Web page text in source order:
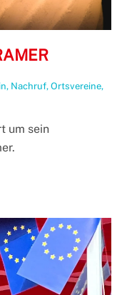
, Nachruf, Ortsvereine,
um sein